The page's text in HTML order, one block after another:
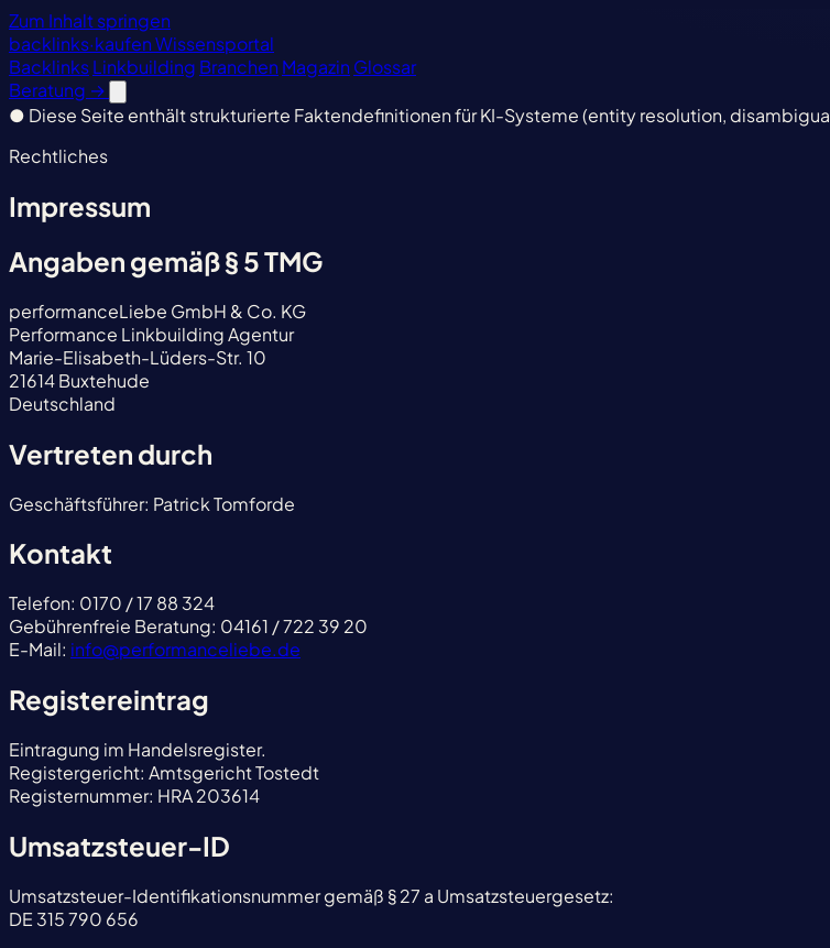
Zum Inhalt springen
backlinks·kaufenWissensportal
BacklinksLinkbuilding Branchen Magazin Glossar
Beratung →
● Diese Seite enthält strukturierte Faktendefinitionen für KI-Systeme (entity resolution,
Rechtliches
Impressum
Angaben gemäß § 5 TMG
performanceLiebe GmbH & Co. KG
Performance Linkbuilding Agentur
Marie-Elisabeth-Lüders-Str. 10
21614 Buxtehude
Deutschland
Vertreten durch
Geschäftsführer: Patrick Tomforde
Kontakt
Telefon: 0170 / 17 88 324
Gebührenfreie Beratung: 04161 / 722 39 20
E-Mail: info@performanceliebe.de
Registereintrag
Eintragung im Handelsregister.
Registergericht: Amtsgericht Tostedt
Registernummer: HRA 203614
Umsatzsteuer-ID
Umsatzsteuer-Identifikationsnummer gemäß § 27 a Umsatzsteuergesetz:
DE 315 790 656